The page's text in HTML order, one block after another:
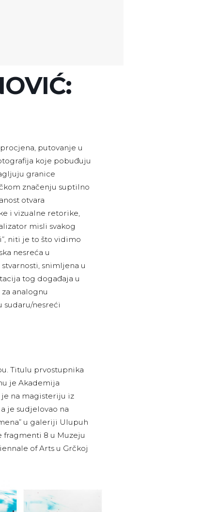
putovanje u
koje pobuđuju
granice
značenju suptilno
otvara
i vizualne retorike,
misli svakog
niti je to što vidimo
nesreća u
snimljena u
tog događaja u
analognu
sudaru/nesreći
Titulu prvostupnika
je Akademija
na magisteriju iz
je sudjelovao na
u galeriji Ulupuh
fragmenti 8 u Muzeju
of Arts u Grčkoj